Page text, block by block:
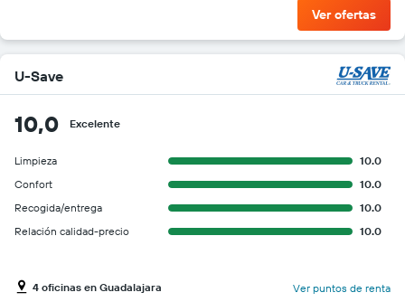
Ver ofertas
U-Save
10,0 Excelente
Limpieza
10.0
Confort
10.0
Recogida/entrega
10.0
Relación calidad-precio
10.0
4 oficinas en Guadalajara Ver puntos de renta